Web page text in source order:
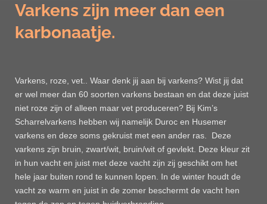
Varkens zijn meer dan een
karbonaatje.
Varkens, roze, vet.. Waar denk jij aan bij varkens? Wist jij dat
er wel meer dan 60 soorten varkens bestaan en dat deze juist
niet roze zijn of alleen maar vet produceren? Bij Kim’s
Scharrelvarkens hebben wij namelijk Duroc en Husemer
varkens en deze soms gekruist met een ander ras. Deze
varkens zijn bruin, zwart/wit, bruin/wit of gevlekt. Deze kleur zit
in hun vacht en juist met deze vacht zijn zij geschikt om het
hele jaar buiten rond te kunnen lopen. In de winter houdt de
vacht ze warm en juist in de zomer beschermt de vacht hen